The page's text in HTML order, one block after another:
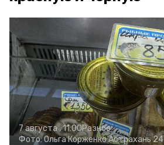
7 августа , 11:00Разное
Фото:Ольга КорженкоАстрахань 24